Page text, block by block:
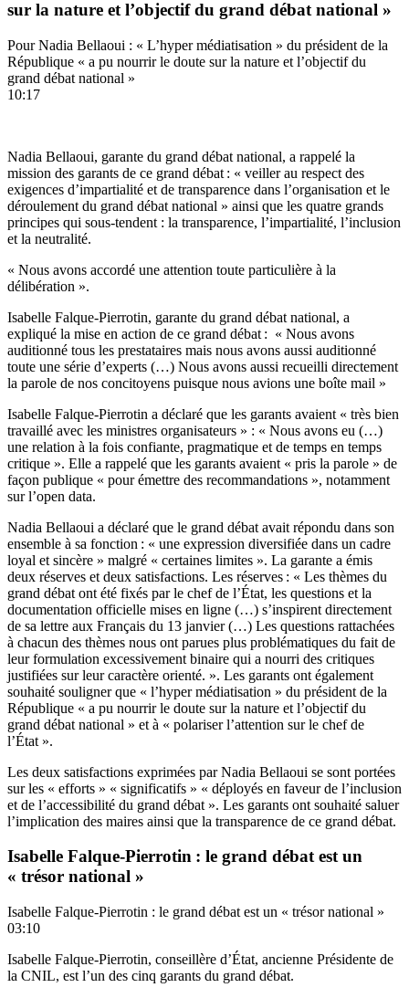
sur la nature et l’objectif du grand débat national »
Pour Nadia Bellaoui : « L’hyper médiatisation » du président de la
République « a pu nourrir le doute sur la nature et l’objectif du
grand débat national »
10:17
Nadia Bellaoui, garante du grand débat national, a rappelé la
mission des garants de ce grand débat : « veiller au respect des
exigences d’impartialité et de transparence dans l’organisation et le
déroulement du grand débat national » ainsi que les quatre grands
principes qui sous-tendent : la transparence, l’impartialité, l’inclusion
et la neutralité.
« Nous avons accordé une attention toute particulière à la
délibération ».
Isabelle Falque-Pierrotin, garante du grand débat national, a
expliqué la mise en action de ce grand débat : « Nous avons
auditionné tous les prestataires mais nous avons aussi auditionné
toute une série d’experts (…) Nous avons aussi recueilli directement
la parole de nos concitoyens puisque nous avions une boîte mail »
Isabelle Falque-Pierrotin a déclaré que les garants avaient « très bien
travaillé avec les ministres organisateurs » : « Nous avons eu (…)
une relation à la fois confiante, pragmatique et de temps en temps
critique ». Elle a rappelé que les garants avaient « pris la parole » de
façon publique « pour émettre des recommandations », notamment
sur l’open data.
Nadia Bellaoui a déclaré que le grand débat avait répondu dans son
ensemble à sa fonction : « une expression diversifiée dans un cadre
loyal et sincère » malgré « certaines limites ». La garante a émis
deux réserves et deux satisfactions. Les réserves : « Les thèmes du
grand débat ont été fixés par le chef de l’État, les questions et la
documentation officielle mises en ligne (…) s’inspirent directement
de sa lettre aux Français du 13 janvier (…) Les questions rattachées
à chacun des thèmes nous ont parues plus problématiques du fait de
leur formulation excessivement binaire qui a nourri des critiques
justifiées sur leur caractère orienté. ». Les garants ont également
souhaité souligner que « l’hyper médiatisation » du président de la
République « a pu nourrir le doute sur la nature et l’objectif du
grand débat national » et à « polariser l’attention sur le chef de
l’État ».
Les deux satisfactions exprimées par Nadia Bellaoui se sont portées
sur les « efforts » « significatifs » « déployés en faveur de l’inclusion
et de l’accessibilité du grand débat ». Les garants ont souhaité saluer
l’implication des maires ainsi que la transparence de ce grand débat.
Isabelle Falque-Pierrotin : le grand débat est un
« trésor national »
Isabelle Falque-Pierrotin : le grand débat est un « trésor national »
03:10
Isabelle Falque-Pierrotin, conseillère d’État, ancienne Présidente de
la CNIL, est l’un des cinq garants du grand débat.